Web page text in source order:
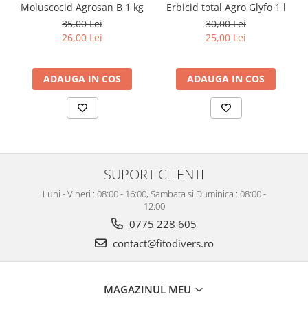
Moluscocid Agrosan B 1 kg
35,00 Lei
26,00 Lei
ADAUGA IN COS
Erbicid total Agro Glyfo 1 l
30,00 Lei
25,00 Lei
ADAUGA IN COS
SUPORT CLIENTI
Luni - Vineri : 08:00 - 16:00, Sambata si Duminica : 08:00 -
12:00
0775 228 605
contact@fitodivers.ro
MAGAZINUL MEU